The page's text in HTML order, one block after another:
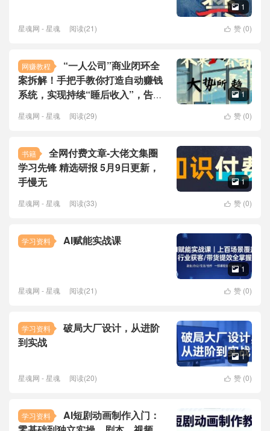
 1
 赞 (0)
星魂网 - 星魂 阅读(21)
网赚教程
“一人公司”商业闭环全
案拆解！手把手教你打造自动赚钱
系统，实现持续“睡后收入”，告别
 1
 赞 (0)
星魂网 - 星魂 阅读(29)
书籍
全网付费文章-大佬文集圈
学习先锋 精选研报 5月9日更新，
手慢无
 1
 赞 (0)
星魂网 - 星魂 阅读(33)
学习资料 AI赋能实战课
 1
 赞 (0)
星魂网 - 星魂 阅读(21)
学习资料
破局大厂设计，从进阶
到实战
 1
 赞 (0)
星魂网 - 星魂 阅读(20)
学习资料
AI短剧动画制作入门：